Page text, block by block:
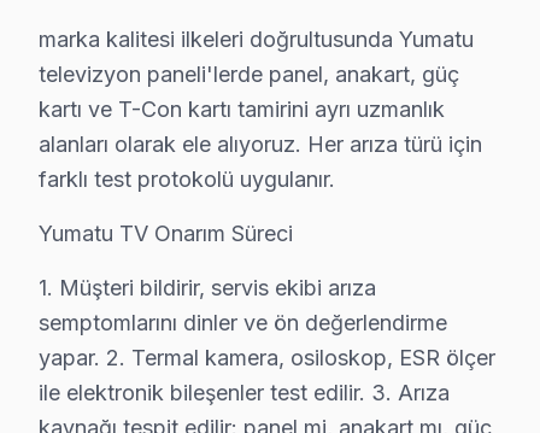
Yumatu LED TV Teknik Servis Rehberi
Yumatu görüntüleme sistemi'lerde En Sık Karşılaşılan
Yumatu servisimizde en yaygın yazılım güncelleme
Yumatu Servis Yaklaşımımız
1. Müşteri bildirir, servis ekibi arıza semptomlarını
2. Termal kamera, osiloskop, ESR ölçer ile elektronik
3. Arıza kaynağı tespit edilir: panel mi, anakart mı, güç
4. Yazılı fiyat teklifi sunulur; onay olmadan işlem
marka kalitesi ilkeleri doğrultusunda Yumatu
televizyon paneli'lerde panel, anakart, güç
kartı ve T-Con kartı tamirini ayrı uzmanlık
alanları olarak ele alıyoruz. Her arıza türü için
farklı test protokolü uygulanır.
Yumatu TV Onarım Süreci
1. Müşteri bildirir, servis ekibi arıza
semptomlarını dinler ve ön değerlendirme
yapar. 2. Termal kamera, osiloskop, ESR ölçer
ile elektronik bileşenler test edilir. 3. Arıza